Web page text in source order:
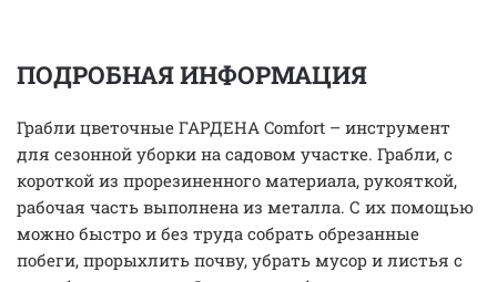
ПОДРОБНАЯ ИНФОРМАЦИЯ
Грабли цветочные ГАРДЕНА Comfort – инструмент
для сезонной уборки на садовом участке. Грабли, с
короткой из прорезиненного материала, рукояткой,
рабочая часть выполнена из металла. С их помощью
можно быстро и без труда собрать обрезанные
побеги, прорыхлить почву, убрать мусор и листья с